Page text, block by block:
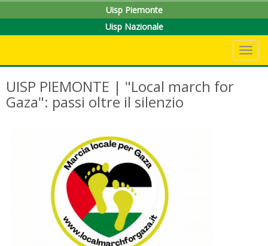
Uisp Piemonte
Uisp Nazionale
UISP PIEMONTE | "Local march for
Gaza": passi oltre il silenzio